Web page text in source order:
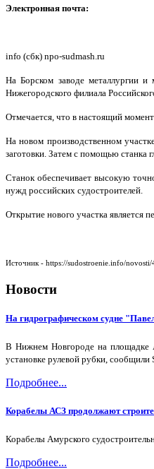
Электронная почта:
info (сбк) npo-sudmash.ru
На Борском заводе металлургии и
Нижегородского филиала
Отмечается, что в настоящий
На новом производственном
заготовки. Затем с помощью станка
Станок обеспечивает высокую
нужд российских судостроителей.
Открытие нового участка является
Источник - https://sudostroenie.info/
Новости
На гидрографическом судне
В Нижнем Новгороде на площадке
установке рулевой рубки,
Подробнее...
Корабелы АСЗ продолжают
Корабелы Амурского
Подробнее...